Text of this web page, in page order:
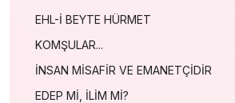
EHL-İ BEYTE HÜRMET
KOMŞULAR...
İNSAN MİSAFİR VE EMANETÇİDİR
EDEP Mİ, İLİM Mİ?